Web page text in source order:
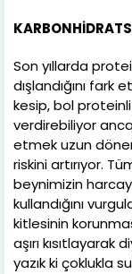
Son yıllarda
dışlandığını
kesip, bol proteinli
verdirebiliyor
etmek uzun
riskini artırıyor.
beynimizin
kullandığını
kitlesinin
aşırı
yazık ki çoklukla